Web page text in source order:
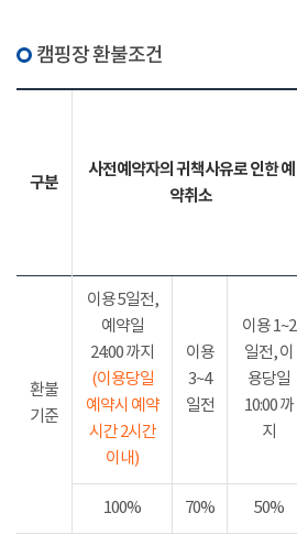
캠핑장 환불조건
구분
사전예약자의 귀책사유로 인한 예
약취소
환불
기준
이용 5일전,
예약일
24:00 까지
(이용당일
예약시 예약
시간 2시간
이내)
이용
3~4
일전
이용 1~2
일전, 이
용당일
10:00 까
지
100% 70% 50%